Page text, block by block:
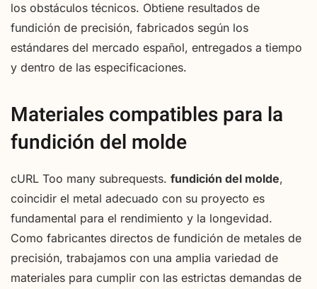
los obstáculos técnicos. Obtiene resultados de
fundición de precisión, fabricados según los
estándares del mercado español, entregados a tiempo
y dentro de las especificaciones.
Materiales compatibles para la
fundición del molde
cURL Too many subrequests. fundición del molde,
coincidir el metal adecuado con su proyecto es
fundamental para el rendimiento y la longevidad.
Como fabricantes directos de fundición de metales de
precisión, trabajamos con una amplia variedad de
materiales para cumplir con las estrictas demandas de